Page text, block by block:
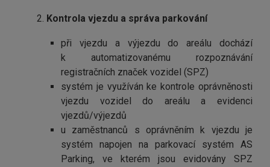
2. ​​​​ Kontrola vjezdu a správa parkování
při vjezdu a výjezdu do areálu dochází
k automatizovanému rozpoznávání
registračních značek vozidel (SPZ)
systém je využíván ke kontrole oprávněnosti
vjezdu vozidel do areálu a evidenci
vjezdů/výjezdů
u zaměstnanců s oprávněním k vjezdu je
systém napojen na parkovací systém AS
Parking, ve kterém jsou evidovány SPZ